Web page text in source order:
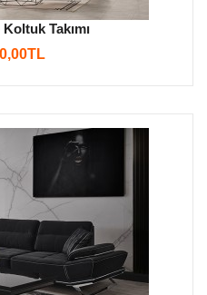
Takımı